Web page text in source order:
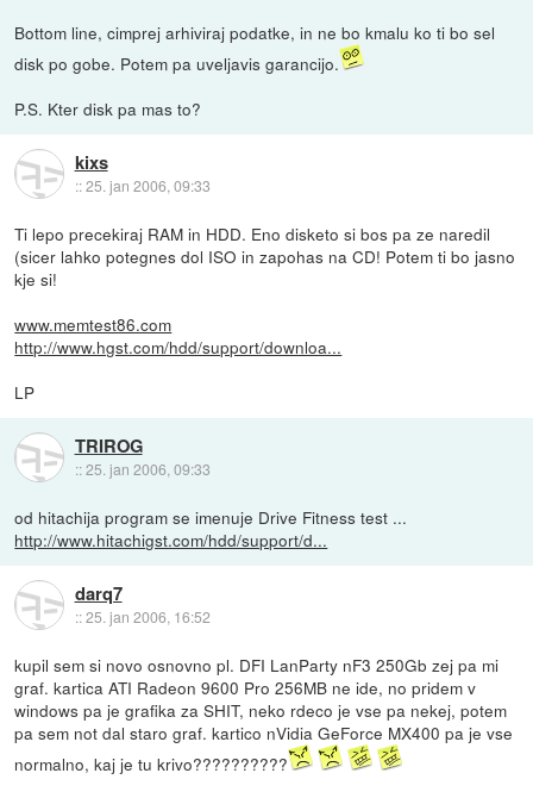
Bottom line, cimprej arhiviraj podatke, in ne bo kmalu ko ti bo sel
disk po gobe. Potem pa uveljavis garancijo.
P.S. Kter disk pa mas to?
kixs
::25. jan 2006, 09:33
Ti lepo precekiraj RAM in HDD. Eno disketo si bos pa ze naredil
(sicer lahko potegnes dol ISO in zapohas na CD! Potem ti bo jasno
kje si!
www.memtest86.com
http://www.hgst.com/hdd/support/downloa...
LP
TRIROG
::25. jan 2006, 09:33
od hitachija program se imenuje Drive Fitness test ...
http://www.hitachigst.com/hdd/support/d...
darq7
::25. jan 2006, 16:52
kupil sem si novo osnovno pl. DFI LanParty nF3 250Gb zej pa mi
graf. kartica ATI Radeon 9600 Pro 256MB ne ide, no pridem v
windows pa je grafika za SHIT, neko rdeco je vse pa nekej, potem
pa sem not dal staro graf. kartico nVidia GeForce MX400 pa je vse
normalno, kaj je tu krivo??????????